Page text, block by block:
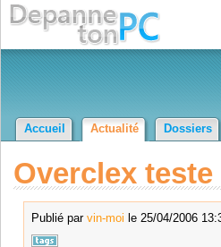
Accueil Actualité Dossiers
Overclex
Publié par vin-moi le 25/04/2006